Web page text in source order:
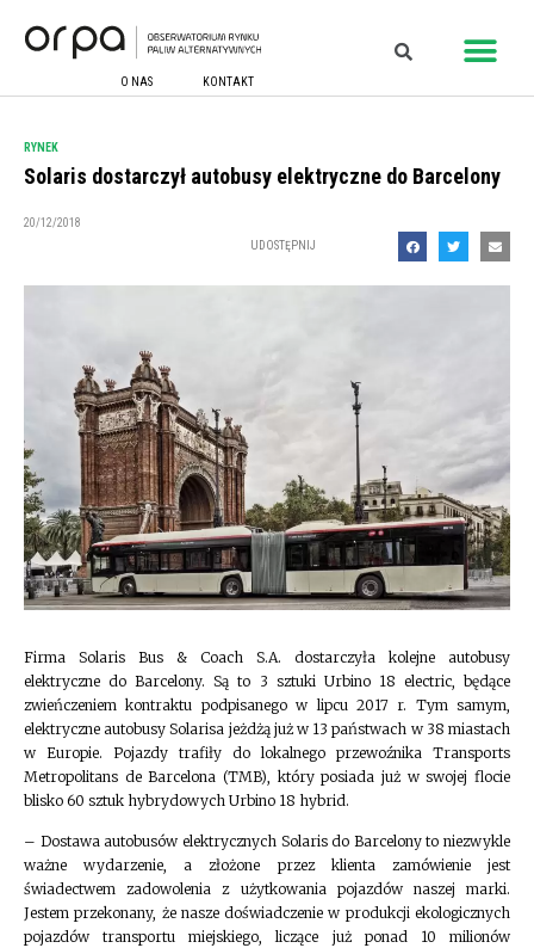
O NAS KONTAKT
RYNEK
Solaris dostarczył autobusy elektryczne do Barcelony
20/12/2018
UDOSTĘPNIJ
Firma Solaris Bus & Coach S.A. dostarczyła kolejne autobusy
elektryczne do Barcelony. Są to 3 sztuki Urbino 18 electric, będące
zwieńczeniem kontraktu podpisanego w lipcu 2017 r. Tym samym,
elektryczne autobusy Solarisa jeżdżą już w 13 państwach w 38 miastach
w Europie. Pojazdy trafiły do lokalnego przewoźnika Transports
Metropolitans de Barcelona (TMB), który posiada już w swojej flocie
blisko 60 sztuk hybrydowych Urbino 18 hybrid.
– Dostawa autobusów elektrycznych Solaris do Barcelony to niezwykle
ważne wydarzenie, a złożone przez klienta zamówienie jest
świadectwem zadowolenia z użytkowania pojazdów naszej marki.
Jestem przekonany, że nasze doświadczenie w produkcji ekologicznych
pojazdów transportu miejskiego, liczące już ponad 10 milionów